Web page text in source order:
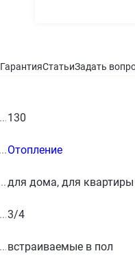
ГарантияСтатьиЗадать
130
Отопление
для дома, для квартиры
3/4
встраиваемые в пол